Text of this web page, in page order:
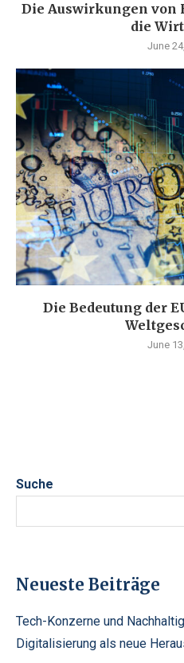
Die Auswirkungen
die
June
Die Bedeutung der
June
Suche
Neueste Beiträge
Tech-Konzerne und
Digitalisierung als neue